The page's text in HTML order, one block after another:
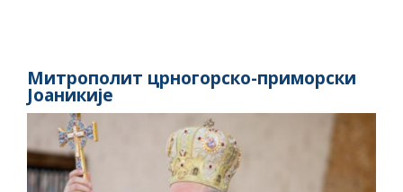
Митрополит црногорско-приморски
Јоаникије